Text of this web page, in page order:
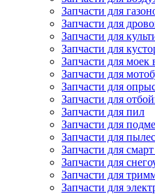
Запчасти для
Запчасти для
Запчасти для
Запчасти для
Запчасти для моек
Запчасти для
Запчасти для
Запчасти для
Запчасти для пил
Запчасти для
Запчасти для
Запчасти для
Запчасти для
Запчасти для
Запчасти для